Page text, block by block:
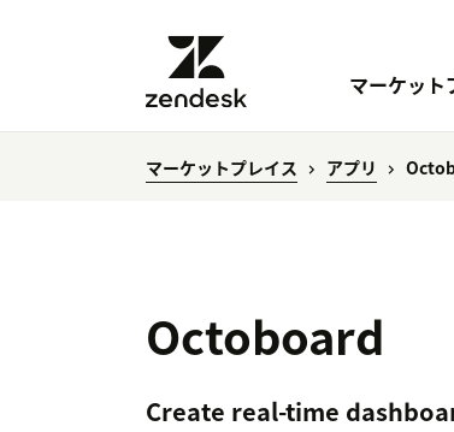
マーケット
マーケットプレイス アプリ
Octoboard
Create real-time